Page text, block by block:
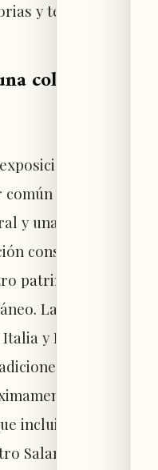
y territorios.
colaboración
entre Italia y
y una plataforma
consolidada
patrimonio
La
y Líbano
y
se
incluirá también
Salamé, donde